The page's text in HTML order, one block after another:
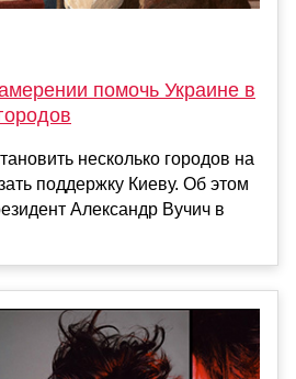
помочь Украине в
несколько городов на
поддержку Киеву. Об этом
Александр Вучич в